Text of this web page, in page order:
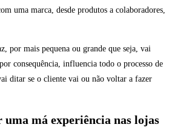
uma marca, desde produtos a colaboradores,
por mais pequena ou grande que seja, vai
consequência, influencia todo o processo de
ditar se o cliente vai ou não voltar a fazer
uma má experiência nas lojas